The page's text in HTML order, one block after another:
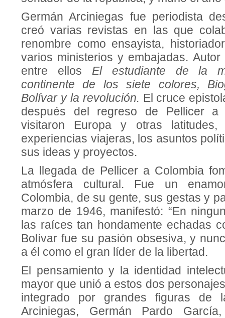
Germán Arciniegas fue periodista
creó varias revistas en las que
renombre como ensayista,
varios ministerios y embajadas.
entre ellos El estudiante de la
continente de los siete colores,
Bolívar y la revolución. El cruce
después del regreso de Pellicer a
visitaron Europa y otras latitudes,
experiencias viajeras, los asuntos
sus ideas y proyectos.
La llegada de Pellicer a Colombia
atmósfera cultural. Fue un
Colombia, de su gente, sus gestas y
marzo de 1946, manifestó: “En
las raíces tan hondamente echadas
Bolívar fue su pasión obsesiva, y
a él como el gran líder de la libertad.
El pensamiento y la identidad
mayor que unió a estos dos
integrado por grandes figuras de
Arciniegas, Germán Pardo